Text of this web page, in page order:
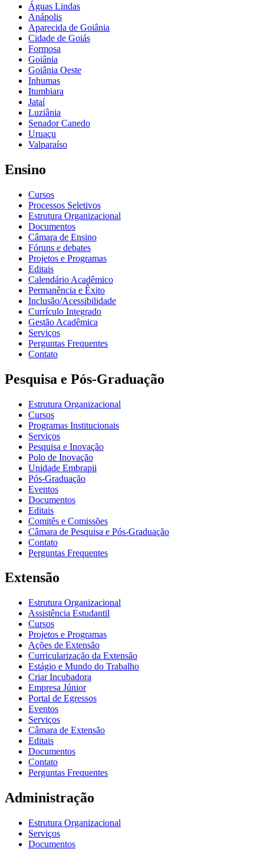
Águas Lindas
Anápolis
Aparecida de Goiânia
Cidade de Goiás
Formosa
Goiânia
Goiânia Oeste
Inhumas
Itumbiara
Jataí
Luziânia
Senador Canedo
Uruaçu
Valparaíso
Ensino
Cursos
Processos Seletivos
Estrutura Organizacional
Documentos
Câmara de Ensino
Fóruns e debates
Projetos e Programas
Editais
Calendário Acadêmico
Permanência e Êxito
Inclusão/Acessibilidade
Currículo Integrado
Gestão Acadêmica
Serviços
Perguntas Frequentes
Contato
Pesquisa e Pós-Graduação
Estrutura Organizacional
Cursos
Programas Institucionais
Serviços
Pesquisa e Inovação
Polo de Inovação
Unidade Embrapii
Pós-Graduação
Eventos
Documentos
Editais
Comitês e Comissões
Câmara de Pesquisa e Pós-Graduação
Contato
Perguntas Frequentes
Extensão
Estrutura Organizacional
Assistência Estudantil
Cursos
Projetos e Programas
Ações de Extensão
Curricularização da Extensão
Estágio e Mundo do Trabalho
Criar Incubadora
Empresa Júnior
Portal de Egressos
Eventos
Serviços
Câmara de Extensão
Editais
Documentos
Contato
Perguntas Frequentes
Administração
Estrutura Organizacional
Serviços
Documentos